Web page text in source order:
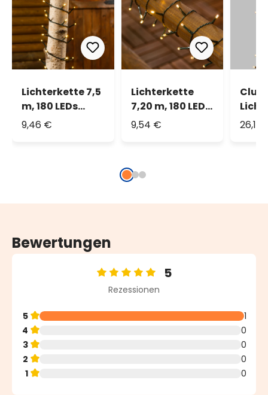
Lichterkette 7,5
m, 180 LEDs
warmweiß
9,46 €
Lichterkette
7,20 m, 180 LEDs
warmweiß
9,54 €
m,
26,14
Bewertungen
Durchschnittliche Bewertung von 5 von 5 Sternen
5
Rezessionen
5
1
4
0
3
0
2
0
1
0